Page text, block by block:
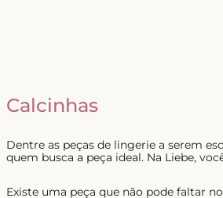
Calcinhas
Dentre as peças de lingerie a serem
quem busca a peça ideal. Na Liebe,
Existe uma peça que não pode faltar